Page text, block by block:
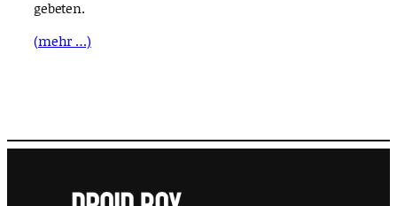
gebeten.
(mehr …)